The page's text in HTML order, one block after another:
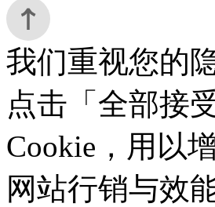
我们重视您的
点击「全部接
Cookie，用以
网站行销与效能